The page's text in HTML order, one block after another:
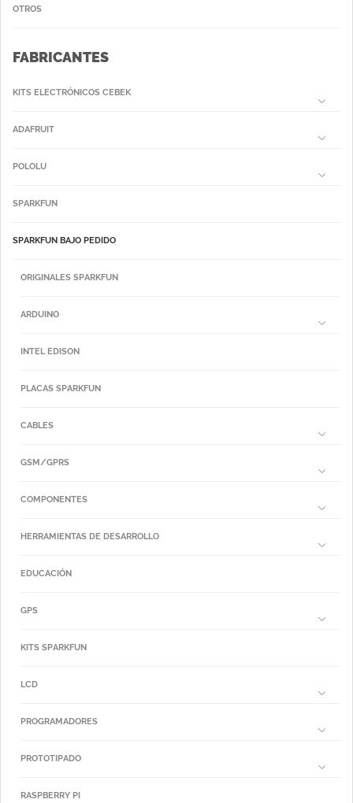
OTROS
FABRICANTES
KITS ELECTRÓNICOS CEBEK
ADAFRUIT
POLOLU
SPARKFUN
SPARKFUN BAJO PEDIDO
ORIGINALES SPARKFUN
ARDUINO
INTEL EDISON
PLACAS SPARKFUN
CABLES
GSM/GPRS
COMPONENTES
HERRAMIENTAS DE DESARROLLO
EDUCACIÓN
GPS
KITS SPARKFUN
LCD
PROGRAMADORES
PROTOTIPADO
RASPBERRY PI